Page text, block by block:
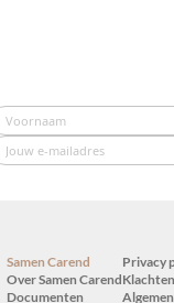
Samen Carend
Over Samen Carend
Documenten
Privacy